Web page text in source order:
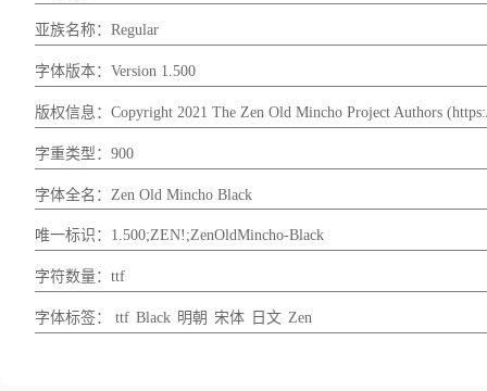
亚族名称：Regular
字体版本：Version 1.500
版权信息：Copyright 2021 The Zen Old Mincho Project Authors
字重类型：900
字体全名：Zen Old Mincho Black
唯一标识：1.500;ZEN!;ZenOldMincho-Black
字符数量：ttf
字体标签： ttf Black 明朝 宋体 日文 Zen